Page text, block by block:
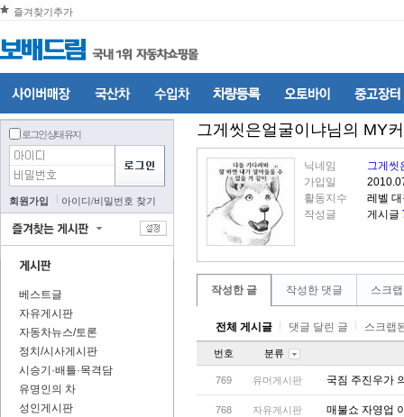
즐겨찾기추가
로그인 상태 유지
회원가입 아이디/비밀번호 찾기
베스트글
자유게시판
자동차뉴스/토론
정치/시사게시판
시승기·배틀·목격담
유명인의 차
성인게시판
그게씻은얼굴이냐님의 MY
닉네임
그게씻
가입일
활동지수
레벨
작성글
게시글
작성한 글 작성한 댓글 스크
전체 게시글 댓글 달린 글 스크랩
번호 분류
769 유머게시판 국짐 주진우가
768 자유게시판 매불쇼 자영업